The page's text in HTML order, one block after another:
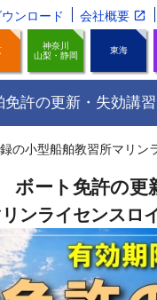
ンロード 会社概要
神奈川
山梨・静岡
東海
免許の更新・失効講習
の小型船舶教習所マリン
ボート免許の更
ンライセンスロ